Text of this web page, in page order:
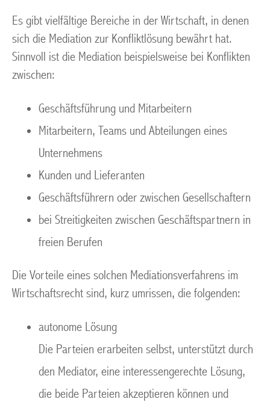
Es gibt vielfältige Bereiche in der Wirtschaft, in denen
sich die Mediation zur Konfliktlösung bewährt hat.
Sinnvoll ist die Mediation beispielsweise bei Konflikten
zwischen:
Geschäftsführung und Mitarbeitern
Mitarbeitern, Teams und Abteilungen eines
Unternehmens
Kunden und Lieferanten
Geschäftsführern oder zwischen Gesellschaftern
bei Streitigkeiten zwischen Geschäftspartnern in
freien Berufen
Die Vorteile eines solchen Mediationsverfahrens im
Wirtschaftsrecht sind, kurz umrissen, die folgenden:
autonome Lösung
Die Parteien erarbeiten selbst, unterstützt durch
den Mediator, eine interessengerechte Lösung,
die beide Parteien akzeptieren können und